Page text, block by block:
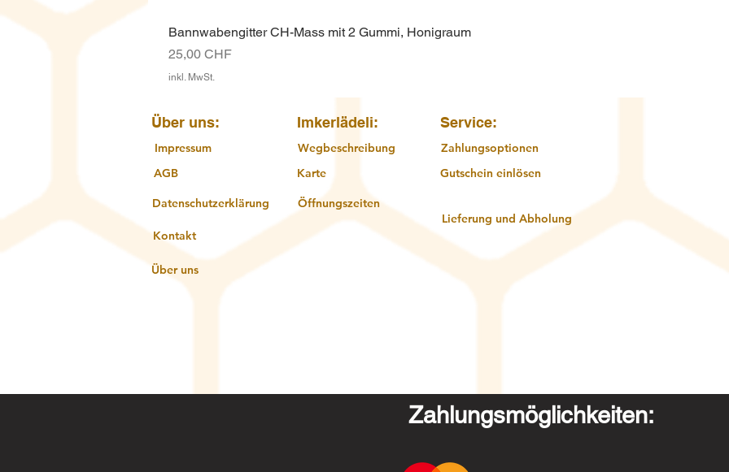
Bannwabengitter CH-Mass mit 2 Gummi, Honigraum
Preis
25,00 CHF
inkl. MwSt.
Über uns:
Impressum
AGB
Datenschutzerklärung
Imkerlädeli:
Wegbeschreibung
Karte
Öffnungszeiten
Kontakt
Service:
Zahlungsoptionen
Gutschein einlösen
Lieferung und Abholung
Über uns
Zahlungsmöglichkeiten: